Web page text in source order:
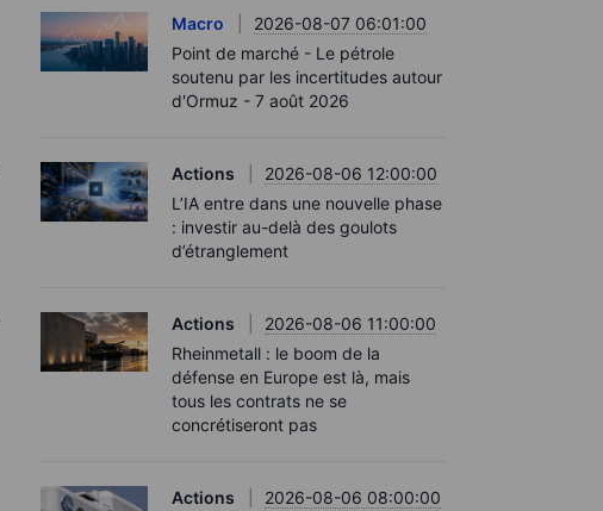
Macro
2026-08-07 06:01:00
Point de marché - Le pétrole
soutenu par les incertitudes autour
d'Ormuz - 7 août 2026
Actions
2026-08-06 12:00:00
L’IA entre dans une nouvelle phase
: investir au-delà des goulots
d’étranglement
Actions
2026-08-06 11:00:00
Rheinmetall : le boom de la
défense en Europe est là, mais
tous les contrats ne se
concrétiseront pas
Actions
2026-08-06 08:00:00